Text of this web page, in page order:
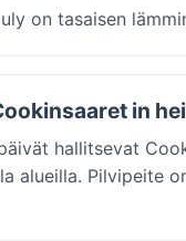
on tasaisen
in
hallitsevat
alueilla. Pilvipeite